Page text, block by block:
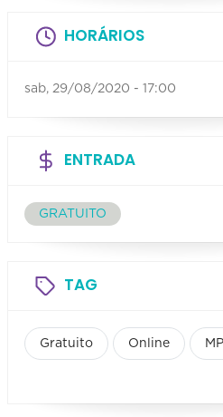
HORÁRIOS
sab, 29/08/2020 - 17:00
ENTRADA
GRATUITO
TAG
Gratuito Online